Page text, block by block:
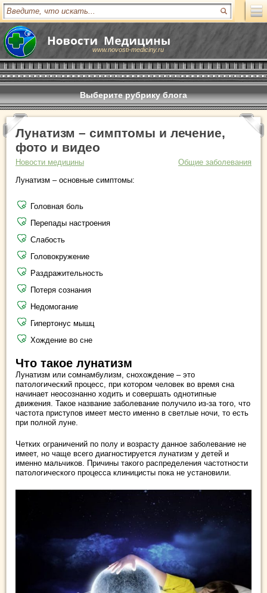
www.novosti-mediciny.ru
Выберите рубрику блога
Лунатизм – симптомы и лечение,
фото и видео
Новости медицины
Общие заболевания
Лунатизм – основные симптомы:
Головная боль
Перепады настроения
Слабость
Головокружение
Раздражительность
Потеря сознания
Недомогание
Гипертонус мышц
Хождение во сне
Что такое лунатизм
Лунатизм или сомнамбулизм, снохождение – это
патологический процесс, при котором человек во время сна
начинает неосознанно ходить и совершать однотипные
движения. Такое название заболевание получило из-за того, что
частота приступов имеет место именно в светлые ночи, то есть
при полной луне.
Четких ограничений по полу и возрасту данное заболевание не
имеет, но чаще всего диагностируется лунатизм у детей и
именно мальчиков. Причины такого распределения частотности
патологического процесса клиницисты пока не установили.